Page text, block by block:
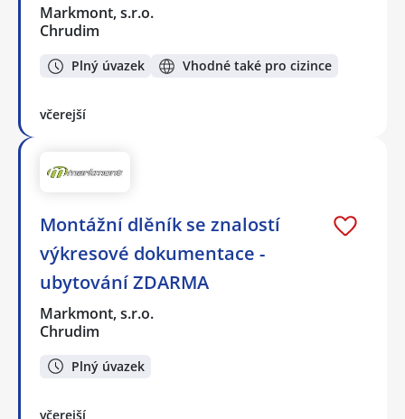
Markmont, s.r.o.
Chrudim
Plný úvazek Vhodné také pro cizince
včerejší
Montážní dlěník se znalostí
výkresové dokumentace -
ubytování ZDARMA
Markmont, s.r.o.
Chrudim
Plný úvazek
včerejší